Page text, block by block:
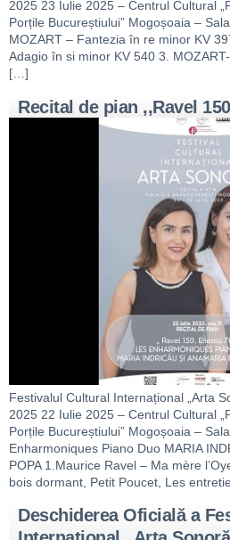
2025 23 Iulie 2025 – Centrul Cultural
Porțile Bucureștiului” Mogoșoaia –
MOZART – Fantezia în re minor KV
Adagio în si minor KV 540 3.
[…]
Recital de pian ,,Ravel
Festivalul Cultural Internațional „Arta
2025 22 Iulie 2025 – Centrul Cultural
Porțile Bucureștiului” Mogoșoaia –
Enharmoniques Piano Duo MARIA
POPA 1.Maurice Ravel – Ma mère
bois dormant, Petit Poucet, Les
Deschiderea Oficială a